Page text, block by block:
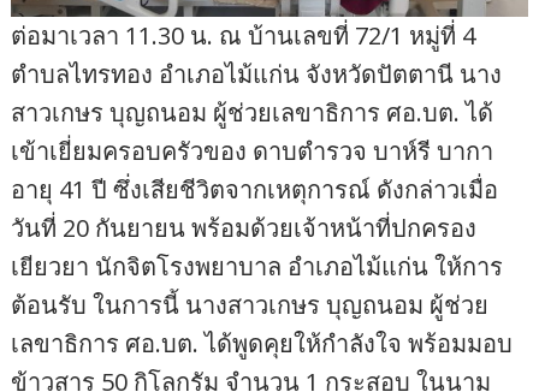
ต่อมาเวลา 11.30 น. ณ บ้านเลขที่ 72/1 หมู่ที่ 4
ตำบลไทรทอง อำเภอไม้แก่น จังหวัดปัตตานี นาง
สาวเกษร บุญถนอม ผู้ช่วยเลขาธิการ ศอ.บต. ได้
เข้าเยี่ยมครอบครัวของ ดาบตำรวจ บาห์รี บากา
อายุ 41 ปี ซึ่งเสียชีวิตจากเหตุการณ์ ดังกล่าวเมื่อ
วันที่ 20 กันยายน พร้อมด้วยเจ้าหน้าที่ปกครอง
เยียวยา นักจิตโรงพยาบาล อำเภอไม้แก่น ให้การ
ต้อนรับ ในการนี้ นางสาวเกษร บุญถนอม ผู้ช่วย
เลขาธิการ ศอ.บต. ได้พูดคุยให้กำลังใจ พร้อมมอบ
ข้าวสาร 50 กิโลกรัม จำนวน 1 กระสอบ ในนาม